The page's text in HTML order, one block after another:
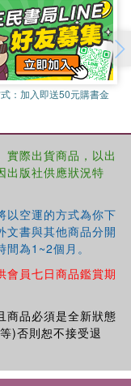
such as
unit focuses on a
and includes:
nonfiction text
or skill in
rules are made
examples help
activities include
practice the
use critical
grammar or
encourages
further
is a great way to
： 加入即送50元購書金
實際出貨商品，以出
出版社供應狀況特
以空運的方式為你下
文書與其他商品分開
為1~2個月。
會員七日商品鑑賞期
商品必須是全新狀態
)否則恕不接受退